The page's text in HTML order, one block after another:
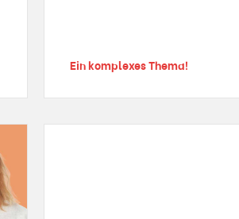
Ein komplexes Thema!